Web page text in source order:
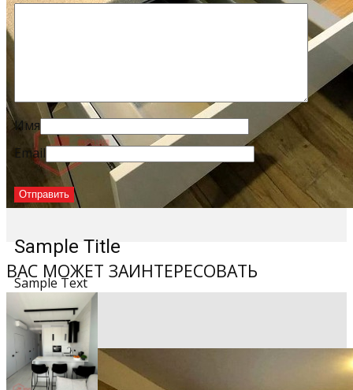
Sample Title
Sample Text
Имя
Email
ВАС МОЖЕТ ЗАИНТЕРЕСОВАТЬ